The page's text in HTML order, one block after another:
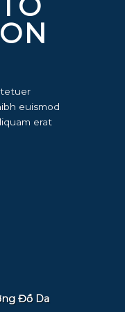
euismod
erat
Đồ Da